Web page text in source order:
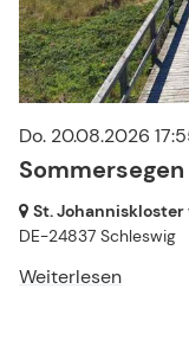
Do. 20.08.2026
Sommersegen
St. Johanniskloster
DE-24837 Schleswig
Weiterlesen